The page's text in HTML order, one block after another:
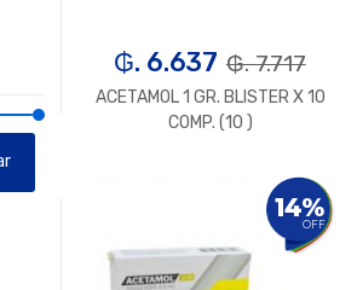
₲. 6.637 ₲. 7.717
ACETAMOL 1 GR. BLISTER X 10
COMP. (10 )
14%
OFF